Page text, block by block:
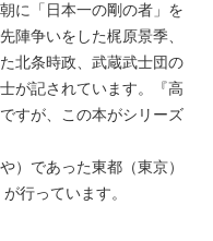
に「日本一の剛の者」を
陣争いをした梶原景季、
北条時政、武蔵武士団の
が記されています。『高
すが、この本がシリーズ
）であった東都（東京）
行っています。